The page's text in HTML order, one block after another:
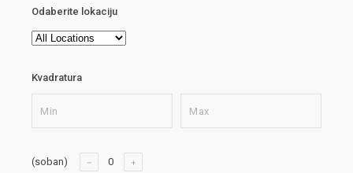
Odaberite lokaciju
Kvadratura
(soban)